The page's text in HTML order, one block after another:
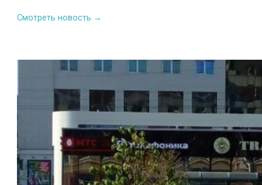
Смотреть новость →